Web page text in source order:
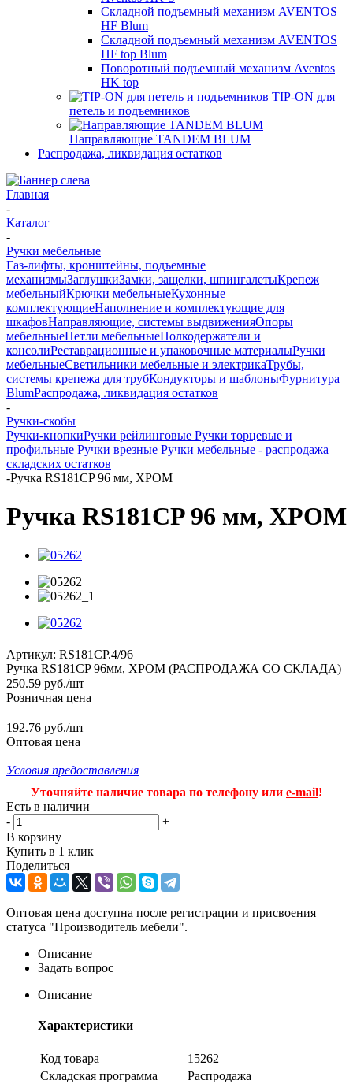
Складной подъемный механизм AVENTOS
HF Blum
Складной подъемный механизм AVENTOS
HF top Blum
Поворотный подъемный механизм Aventos
HK top
TIP-ON для
петель и подъемников
Направляющие TANDEM BLUM
Распродажа, ликвидация остатков
Главная
-
Каталог
-
Ручки мебельные
Газ-лифты, кронштейны, подъемные
механизмыЗаглушкиЗамки, защелки, шпингалетыКрепеж
мебельныйКрючки мебельныеКухонные
комплектующиеНаполнение и комплектующие для
шкафовНаправляющие, системы выдвиженияОпоры
мебельныеПетли мебельныеПолкодержатели и
консолиРеставрационные и упаковочные материалыРучки
мебельныеСветильники мебельные и электрикаТрубы,
системы крепежа для трубКондукторы и шаблоныФурнитура
BlumРаспродажа, ликвидация остатков
-
Ручки-скобы
Ручки-кнопкиРучки рейлинговые Ручки торцевые и
профильные Ручки врезные Ручки мебельные - распродажа
складских остатков
-Ручка RS181CP 96 мм, ХРОМ
Ручка RS181CP 96 мм, ХРОМ
Артикул: RS181CP.4/96
Ручка RS181CP 96мм, ХРОМ (РАСПРОДАЖА СО СКЛАДА)
250.59 руб./шт
Розничная цена
192.76 руб./шт
Оптовая цена
Условия предоставления
Уточняйте наличие товара по телефону или e-mail!
Есть в наличии
-
+
В корзину
Купить в 1 клик
Поделиться
Оптовая цена доступна после регистрации и присвоения
статуса "Производитель мебели".
Описание
Задать вопрос
Описание
Характеристики
Код товара
15262
Складская программа
Распродажа